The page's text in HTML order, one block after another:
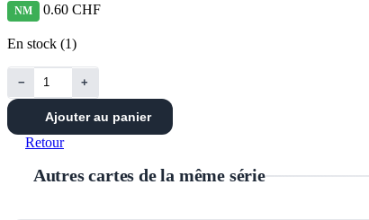
NM 0.60 CHF
En stock (1)
− +
Ajouter au panier
Retour
Autres cartes de la même série